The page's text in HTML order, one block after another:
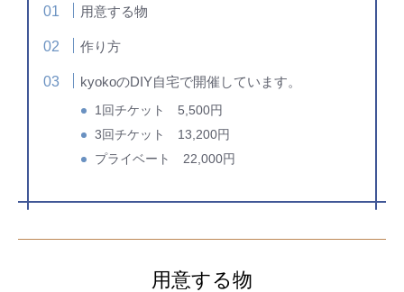
用意する物
作り方
kyokoのDIY自宅で開催しています。
1回チケット 5,500円
3回チケット 13,200円
プライベート 22,000円
用意する物